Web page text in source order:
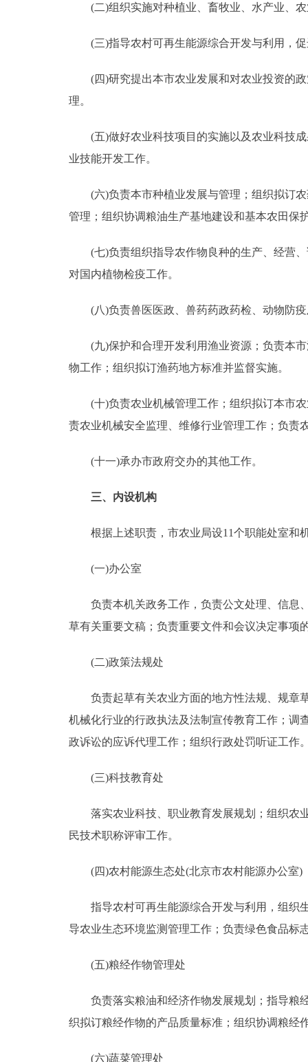
(二)组织实施对种植业、畜牧业、水产业、农
(三)指导农村可再生能源综合开发与利用，促
(四)研究提出本市农业发展和对农业投资的政
理。
(五)做好农业科技项目的实施以及农业科技成
业技能开发工作。
(六)负责本市种植业发展与管理；组织拟订农
管理；组织协调粮油生产基地建设和基本农田保
(七)负责组织指导农作物良种的生产、经营、
对国内植物检疫工作。
(八)负责兽医医政、兽药药政药检、动物防疫
(九)保护和合理开发利用渔业资源；负责本市
物工作；组织拟订渔药地方标准并监督实施。
(十)负责农业机械管理工作；组织拟订本市农
责农业机械安全监理、维修行业管理工作；负责
(十一)承办市政府交办的其他工作。
三、内设机构
根据上述职责，市农业局设11个职能处室和
(一)办公室
负责本机关政务工作，负责公文处理、信息、
草有关重要文稿；负责重要文件和会议决定事项
(二)政策法规处
负责起草有关农业方面的地方性法规、规章草
机械化行业的行政执法及法制宣传教育工作；调
政诉讼的应诉代理工作；组织行政处罚听证工作
(三)科技教育处
落实农业科技、职业教育发展规划；组织农业
民技术职称评审工作。
(四)农村能源生态处(北京市农村能源办公室)
指导农村可再生能源综合开发与利用，组织生
导农业生态环境监测管理工作；负责绿色食品标
(五)粮经作物管理处
负责落实粮油和经济作物发展规划；指导粮经
织拟订粮经作物的产品质量标准；组织协调粮经
(六)蔬菜管理处